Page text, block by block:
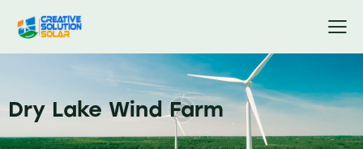
Dry Lake Wind Farm